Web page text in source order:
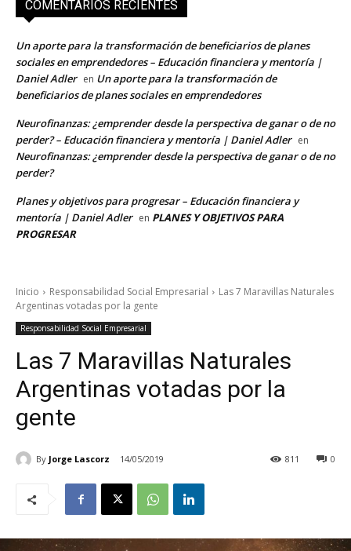
COMENTARIOS RECIENTES
Un aporte para la transformación de beneficiarios de planes
sociales en emprendedores – Educación financiera y mentoría |
Daniel Adler en Un aporte para la transformación de
beneficiarios de planes sociales en emprendedores
Neurofinanzas: ¿emprender desde la perspectiva de ganar o de no
perder? – Educación financiera y mentoría | Daniel Adler en
Neurofinanzas: ¿emprender desde la perspectiva de ganar o de no
perder?
Planes y objetivos para progresar – Educación financiera y
mentoría | Daniel Adler en PLANES Y OBJETIVOS PARA
PROGRESAR